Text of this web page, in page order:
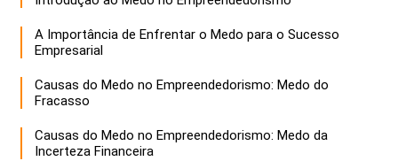
A Importância de Enfrentar o Medo para o Sucesso
Empresarial
Causas do Medo no Empreendedorismo: Medo do
Fracasso
Causas do Medo no Empreendedorismo: Medo da
Incerteza Financeira